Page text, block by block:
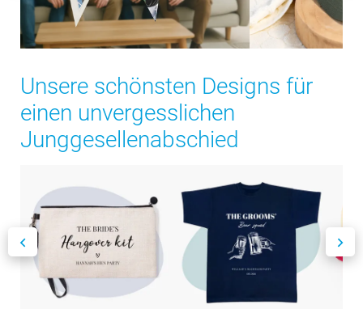
Unsere schönsten Designs für
einen unvergesslichen
Junggesellenabschied